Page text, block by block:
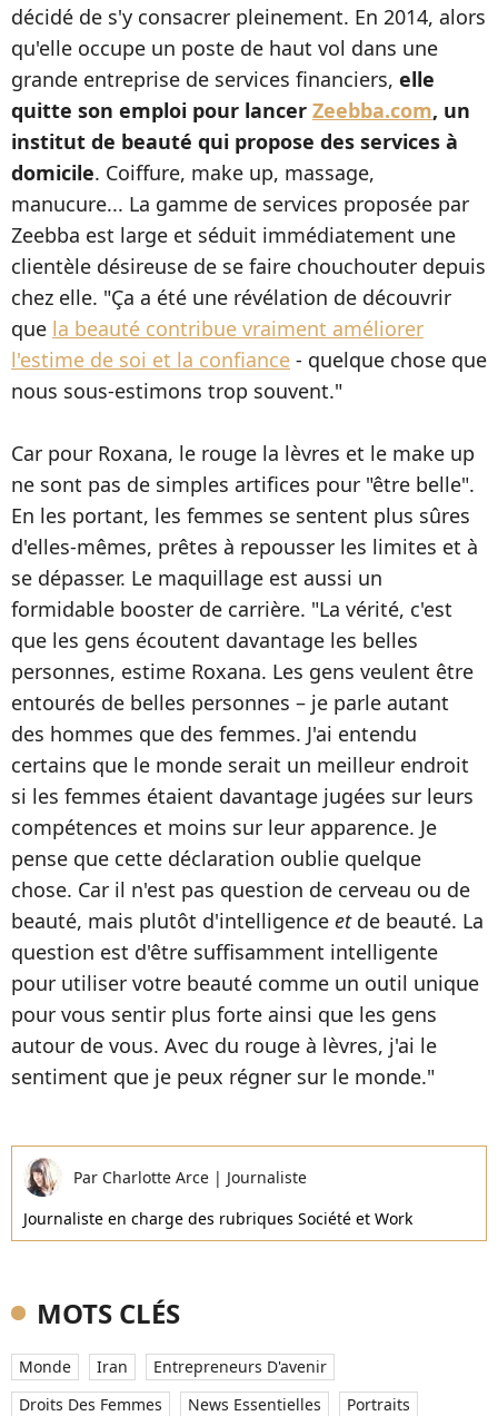
décidé de s'y consacrer pleinement. En 2014, alors
qu'elle occupe un poste de haut vol dans une
grande entreprise de services financiers, elle
quitte son emploi pour lancer Zeebba.com, un
institut de beauté qui propose des services à
domicile. Coiffure, make up, massage,
manucure... La gamme de services proposée par
Zeebba est large et séduit immédiatement une
clientèle désireuse de se faire chouchouter depuis
chez elle. "Ça a été une révélation de découvrir
que la beauté contribue vraiment améliorer
l'estime de soi et la confiance - quelque chose que
nous sous-estimons trop souvent."
Car pour Roxana, le rouge la lèvres et le make up
ne sont pas de simples artifices pour "être belle".
En les portant, les femmes se sentent plus sûres
d'elles-mêmes, prêtes à repousser les limites et à
se dépasser. Le maquillage est aussi un
formidable booster de carrière. "La vérité, c'est
que les gens écoutent davantage les belles
personnes, estime Roxana. Les gens veulent être
entourés de belles personnes – je parle autant
des hommes que des femmes. J'ai entendu
certains que le monde serait un meilleur endroit
si les femmes étaient davantage jugées sur leurs
compétences et moins sur leur apparence. Je
pense que cette déclaration oublie quelque
chose. Car il n'est pas question de cerveau ou de
beauté, mais plutôt d'intelligence etde beauté. La
question est d'être suffisamment intelligente
pour utiliser votre beauté comme un outil unique
pour vous sentir plus forte ainsi que les gens
autour de vous. Avec du rouge à lèvres, j'ai le
sentiment que je peux régner sur le monde."
Par Charlotte Arce | Journaliste
Journaliste en charge des rubriques Société et Work
MOTS CLÉS
Monde Iran
Entrepreneurs D'avenir
Droits Des Femmes
News Essentielles Portraits